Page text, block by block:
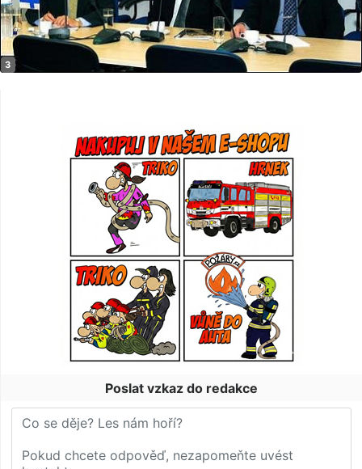
Poslat vzkaz do redakce